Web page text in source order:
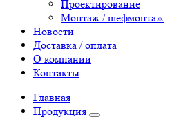
Проектирование
Монтаж / шефмонтаж
Новости
Доставка / оплата
О компании
Контакты
Главная
Продукция